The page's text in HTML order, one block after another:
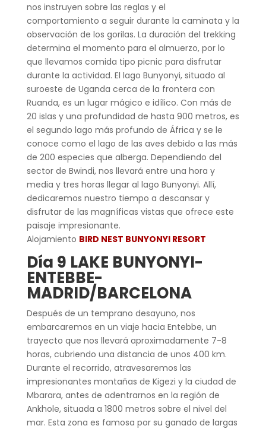
nos instruyen sobre las reglas y el
comportamiento a seguir durante la caminata y la
observación de los gorilas. La duración del trekking
determina el momento para el almuerzo, por lo
que llevamos comida tipo picnic para disfrutar
durante la actividad. El lago Bunyonyi, situado al
suroeste de Uganda cerca de la frontera con
Ruanda, es un lugar mágico e idílico. Con más de
20 islas y una profundidad de hasta 900 metros, es
el segundo lago más profundo de África y se le
conoce como el lago de las aves debido a las más
de 200 especies que alberga. Dependiendo del
sector de Bwindi, nos llevará entre una hora y
media y tres horas llegar al lago Bunyonyi. Allí,
dedicaremos nuestro tiempo a descansar y
disfrutar de las magníficas vistas que ofrece este
paisaje impresionante.
Alojamiento BIRD NEST BUNYONYI RESORT
Día 9 LAKE BUNYONYI-
ENTEBBE-
MADRID/BARCELONA
Después de un temprano desayuno, nos
embarcaremos en un viaje hacia Entebbe, un
trayecto que nos llevará aproximadamente 7-8
horas, cubriendo una distancia de unos 400 km.
Durante el recorrido, atravesaremos las
impresionantes montañas de Kigezi y la ciudad de
Mbarara, antes de adentrarnos en la región de
Ankhole, situada a 1800 metros sobre el nivel del
mar. Esta zona es famosa por su ganado de largas